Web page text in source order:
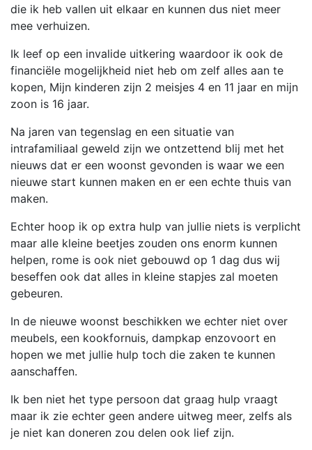
die ik heb vallen uit elkaar en kunnen dus niet meer
mee verhuizen.
Ik leef op een invalide uitkering waardoor ik ook de
financiële mogelijkheid niet heb om zelf alles aan te
kopen, Mijn kinderen zijn 2 meisjes 4 en 11 jaar en mijn
zoon is 16 jaar.
Na jaren van tegenslag en een situatie van
intrafamiliaal geweld zijn we ontzettend blij met het
nieuws dat er een woonst gevonden is waar we een
nieuwe start kunnen maken en er een echte thuis van
maken.
Echter hoop ik op extra hulp van jullie niets is verplicht
maar alle kleine beetjes zouden ons enorm kunnen
helpen, rome is ook niet gebouwd op 1 dag dus wij
beseffen ook dat alles in kleine stapjes zal moeten
gebeuren.
In de nieuwe woonst beschikken we echter niet over
meubels, een kookfornuis, dampkap enzovoort en
hopen we met jullie hulp toch die zaken te kunnen
aanschaffen.
Ik ben niet het type persoon dat graag hulp vraagt
maar ik zie echter geen andere uitweg meer, zelfs als
je niet kan doneren zou delen ook lief zijn.